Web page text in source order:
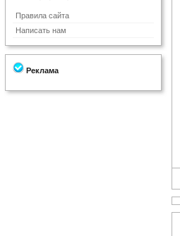
Правила сайта
Написать нам
Реклама